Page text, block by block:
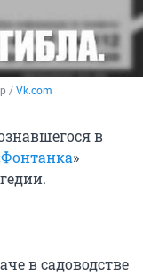
/ Vk.com
в
»
в садоводстве